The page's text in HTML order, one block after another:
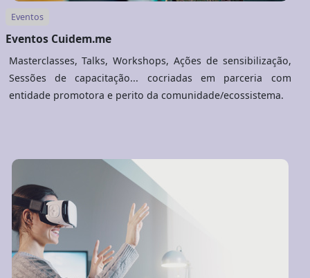
Eventos
Eventos Cuidem.me
Masterclasses, Talks, Workshops, Ações de sensibilização,
Sessões de capacitação... cocriadas em parceria com
entidade promotora e perito da comunidade/ecossistema.